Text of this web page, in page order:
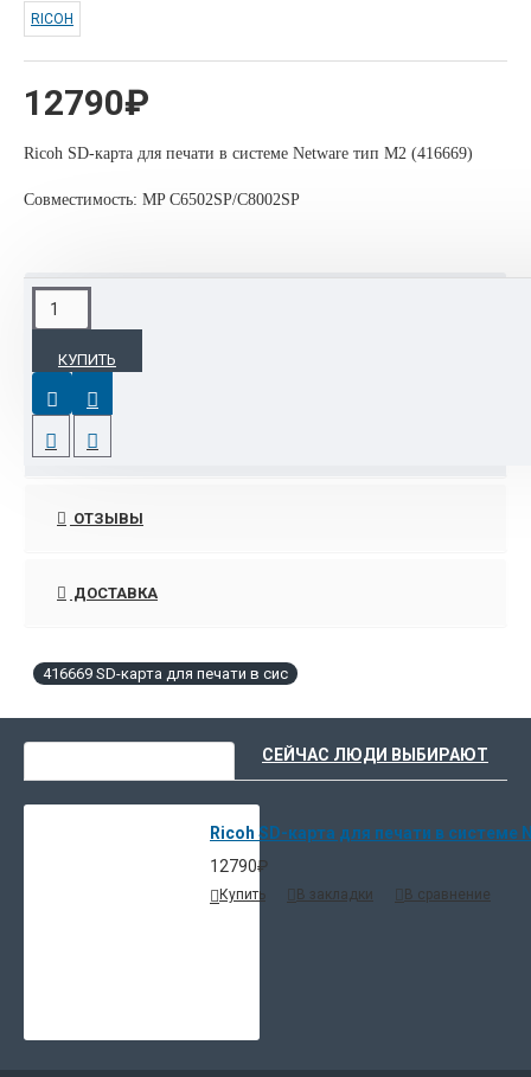
12790₽
RICOH
Ricoh SD-карта для печати в системе Netware тип M2 (416669)
Cовместимость: MP C6502SP/C8002SP
КУПИТЬ
Основные
Страна производитель
ОТЗЫВЫ
ДОСТАВКА
416669 SD-карта для печати в сис
СЕЙЧАС ЛЮДИ ВЫБИРАЮТ
Ricoh SD-карта для печати в системе
12790₽
Купить В закладки В сравнение